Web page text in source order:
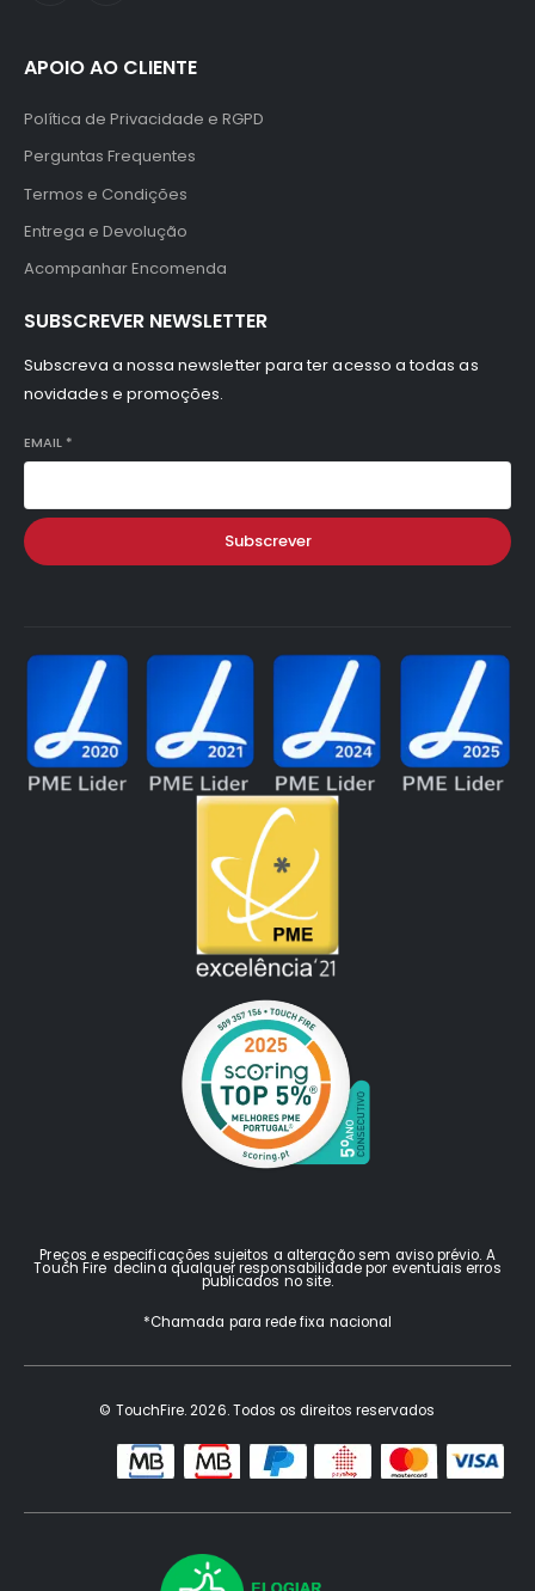
APOIO AO CLIENTE
Política de Privacidade e RGPD
Perguntas Frequentes
Termos e Condições
Entrega e Devolução
Acompanhar Encomenda
SUBSCREVER NEWSLETTER
Subscreva a nossa newsletter para ter acesso a todas as
novidades e promoções.
EMAIL *
Subscrever
Preços e especificações sujeitos a alteração sem aviso prévio. A
Touch Fire declina qualquer responsabilidade por eventuais erros
publicados no site.
*Chamada para rede fixa nacional
© TouchFire. 2026. Todos os direitos reservados